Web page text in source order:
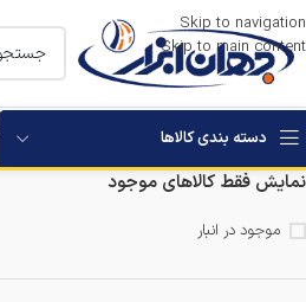
Skip to navigation
Skip to main content
دسته بندی کالاها
نمایش فقط کالاهای موجود
موجود در انبار